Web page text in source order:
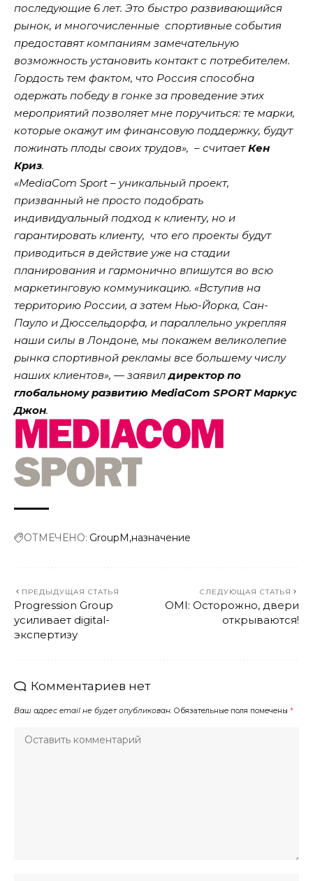
последующие 6 лет. Это быстро развивающийся
рынок, и многочисленные спортивные события
предоставят компаниям замечательную
возможность установить контакт с потребителем.
Гордость тем фактом, что Россия способна
одержать победу в гонке за проведение этих
мероприятий позволяет мне поручиться: те марки,
которые окажут им финансовую поддержку, будут
пожинать плоды своих трудов», – считаетКен
Криз.
«MediaCom Sport – уникальный проект,
призванный не просто подобрать
индивидуальный подход к клиенту, но и
гарантировать клиенту, что его проекты будут
приводиться в действие уже на стадии
планирования и гармонично впишутся во всю
маркетинговую коммуникацию. «Вступив на
территорию России, а затем Нью-Йорка, Сан-
Пауло и Дюссельдорфа, и параллельно укрепляя
наши силы в Лондоне, мы покажем великолепие
рынка спортивной рекламы все большему числу
наших клиентов», — заявилдиректор по
глобальному развитию MediaCom SPORT Маркус
Джон.
ОТМЕЧЕНО: GroupM назначение
ПРЕДЫДУЩАЯ СТАТЬЯ
Progression Group
усиливает digital-
экспертизу
СЛЕДУЮЩАЯ СТАТЬЯ
OMI: Осторожно, двери
открываются!
Комментариев нет
Ваш адрес email не будет опубликован. Обязательные поля помечены *